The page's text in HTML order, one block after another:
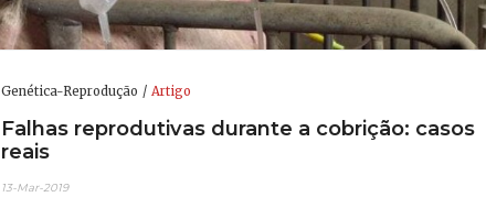
Genética-Reprodução Artigo
Falhas reprodutivas durante a cobrição: casos
reais
13-Mar-2019